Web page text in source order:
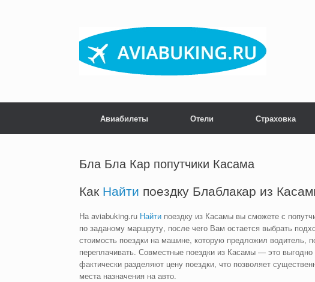
Авиабилеты Отели Страховка
Бла Бла Кар попутчики Касама
Как Найти поездку Блаблакар из
На aviabuking.ru Найти поездку из Касамы вы сможете с
по заданому маршруту, после чего Вам остается выбрать
стоимость поездки на машине, которую предложил водитель,
переплачивать. Совместные поездки из Касамы — это
фактически разделяют цену поездки, что позволяет
места назначения на авто.